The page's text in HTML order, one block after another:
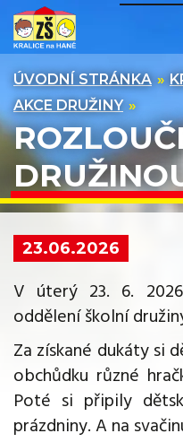
ÚVODNÍ STRÁNKA
AKCE DRUŽINY
23.06.2026
V úterý 23. 6.
oddělení školní
Za získané dukáty si
obchůdku různé
Poté si připily
prázdniny. A na